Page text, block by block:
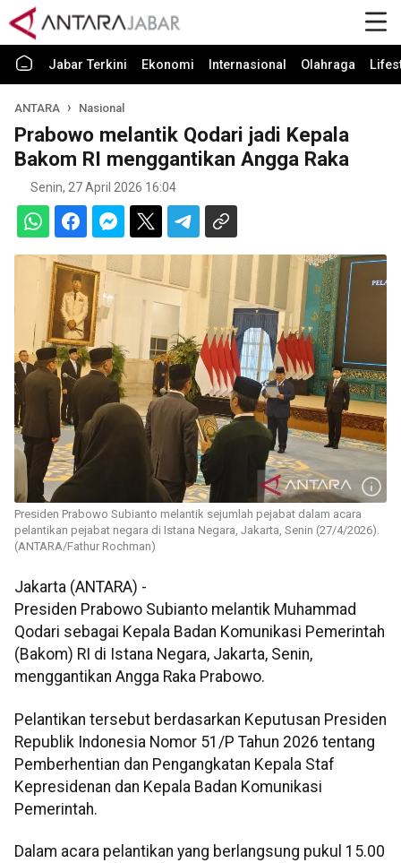
Jabar Terkini Ekonomi Internasional Olahraga
ANTARA Nasional
Prabowo melantik Qodari jadi Kepala
Bakom RI menggantikan Angga Raka
Senin, 27 April 2026 16:04
Presiden Prabowo Subianto melantik sejumlah pejabat dalam acara
pelantikan pejabat negara di Istana Negara, Jakarta, Senin (27/4/2026).
(ANTARA/Fathur Rochman)
Jakarta (ANTARA) -
Presiden Prabowo Subianto melantik Muhammad
Qodari sebagai Kepala Badan Komunikasi Pemerintah
(Bakom) RI di Istana Negara, Jakarta, Senin,
menggantikan Angga Raka Prabowo.
Pelantikan tersebut berdasarkan Keputusan Presiden
Republik Indonesia Nomor 51/P Tahun 2026 tentang
Pemberhentian dan Pengangkatan Kepala Staf
Kepresidenan dan Kepala Badan Komunikasi
Pemerintah.
Dalam acara pelantikan yang berlangsung pukul 15.00